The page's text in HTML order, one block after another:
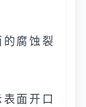
腐蚀裂
面开口